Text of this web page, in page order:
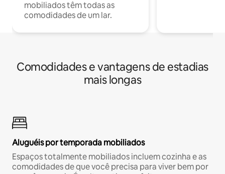
mobiliados têm todas as
comodidades de um lar.
Comodidades e vantagens de estadias
mais longas
Aluguéis por temporada mobiliados
Espaços totalmente mobiliados incluem cozinha e as
comodidades de que você precisa para viver bem por